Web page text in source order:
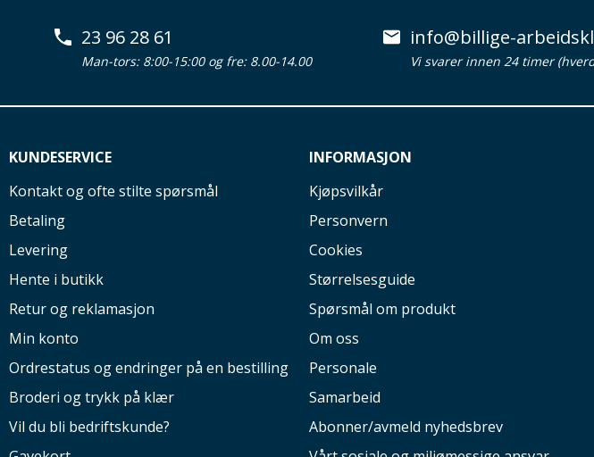
23 96 28 61
Man-tors: 8:00-15:00 og fre: 8.00-14.00
info@billige-
Vi svarer innen 24 timer
KUNDESERVICE
Kontakt og ofte stilte spørsmål
Betaling
Levering
Hente i butikk
Retur og reklamasjon
Min konto
Ordrestatus og endringer på en bestilling
Broderi og trykk på klær
Vil du bli bedriftskunde?
INFORMASJON
Kjøpsvilkår
Personvern
Cookies
Størrelsesguide
Spørsmål om produkt
Om oss
Personale
Samarbeid
Abonner/avmeld nyhedsbrev